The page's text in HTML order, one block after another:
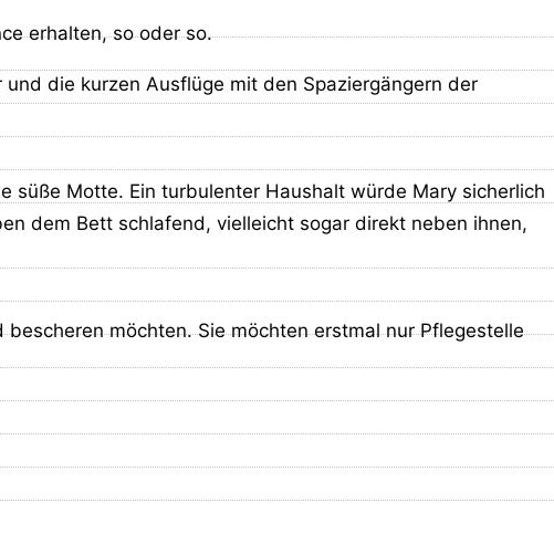
erhalten, so oder so.
die kurzen Ausflüge mit den Spaziergängern der
süße Motte. Ein turbulenter Haushalt würde Mary sicherlich
dem Bett schlafend, vielleicht sogar direkt neben ihnen,
möchten. Sie möchten erstmal nur Pflegestelle
aktualisiert und neu bewertet. Alle Hunde, die in
Check werden Augen, Ohren, Zähne, Herz, Lunge, etc.
bekannt, sofern keine Krankheit angegeben ist.